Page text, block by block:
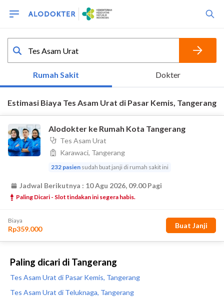
Paling dicari di Tangerang
Tes Asam Urat di Pasar Kemis, Tangerang
Tes Asam Urat di Teluknaga, Tangerang